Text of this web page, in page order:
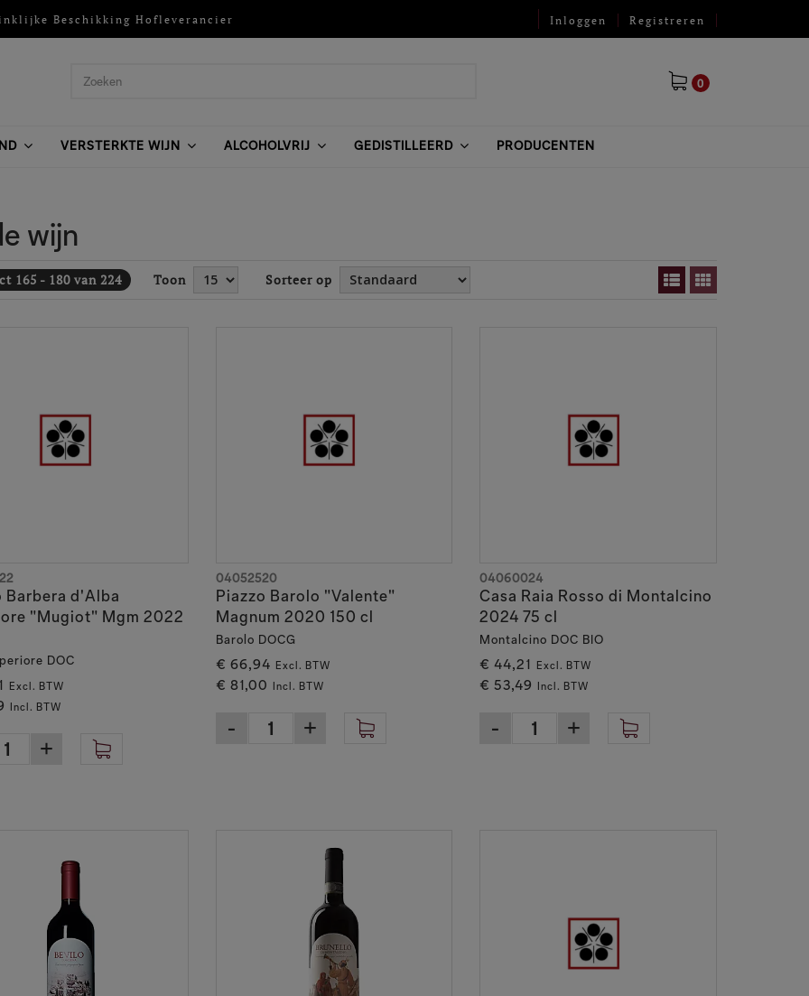
Beschikking Hofleverancier Inloggen Registreren
0
VERSTERKTE WIJN ALCOHOLVRIJ GEDISTILLEERD PRODUCENTEN
wijn
165 - 180 van 224 Toon Sorteer op
Barbera d'Alba
"Mugiot" Mgm 2022
DOC
Excl. BTW
Incl. BTW
Piazzo Barolo "Valente"
Magnum 2020 150 cl
Barolo DOCG
€ 66,94 Excl. BTW
€ 81,00 Incl. BTW
04052520
Casa Raia Rosso di Montalcino
2024 75 cl
Montalcino DOC BIO
€ 44,21 Excl. BTW
€ 53,49 Incl. BTW
04060024